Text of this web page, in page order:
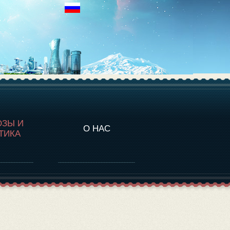
И
О НАС